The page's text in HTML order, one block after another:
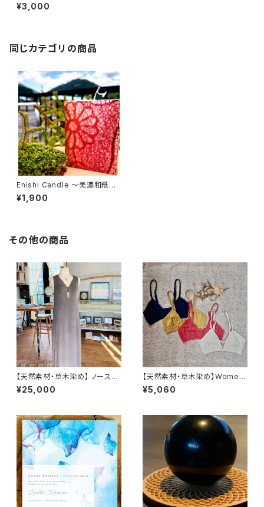
owa】和蝋燭 麻炭＋ラ
ピスラズリ
¥3,000
同じカテゴリの商品
Enishi Candle 〜美濃和紙キ
ャンドル〜
¥1,900
その他の商品
【天然素材・草木染め】 ノースリ
ーブワンピース バンブー
¥25,000
【天然素材・草木染め】Womem
ブラ バンブー
¥5,060